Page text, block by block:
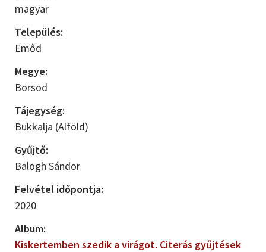
magyar
Település:
Emőd
Megye:
Borsod
Tájegység:
Bükkalja (Alföld)
Gyűjtő:
Balogh Sándor
Felvétel időpontja:
2020
Album:
Kiskertemben szedik a virágot. Citerás gyűjtések